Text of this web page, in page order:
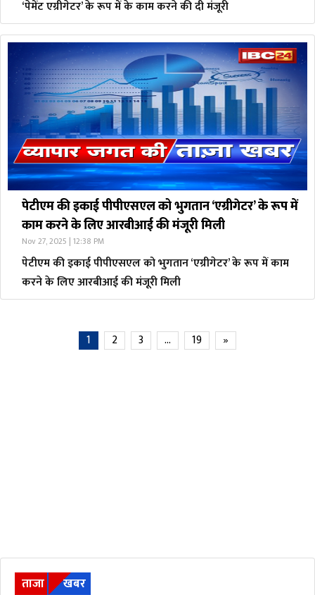
‘पेमेंट एग्रीगेटर’ के रूप में के काम करने की दी मंजूरी
पेटीएम की इकाई पीपीएसएल को भुगतान ‘एग्रीगेटर’ के रूप में
काम करने के लिए आरबीआई की मंजूरी मिली
Nov 27, 2025 | 12:38 PM
पेटीएम की इकाई पीपीएसएल को भुगतान ‘एग्रीगेटर’ के रूप में काम
करने के लिए आरबीआई की मंजूरी मिली
1 2 3 … 19 »
ताजा खबर